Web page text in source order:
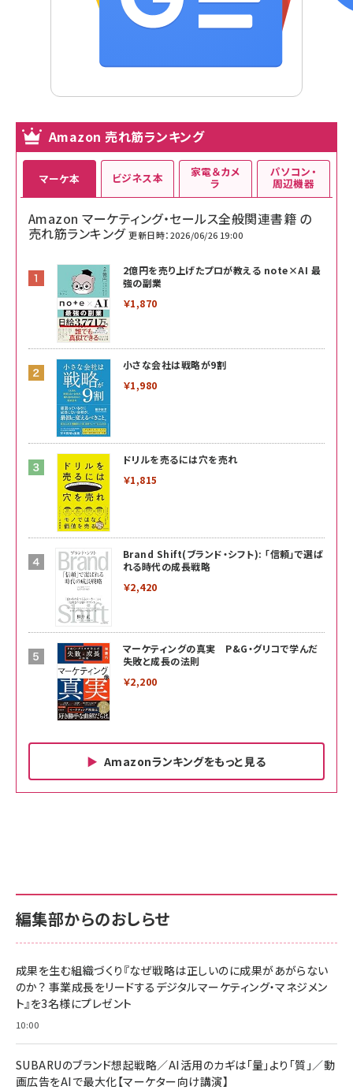
Amazon 売れ筋ランキング
マーケ本
Amazon マーケティング・セールス全般関連書籍 の
売れ筋ランキング 更新日時：2026/06/26 19:00
2億円を売り上げたプロが教える note×AI 最
強の副業
￥1,870
小さな会社は戦略が9割
￥1,980
ドリルを売るには穴を売れ
￥1,815
Brand Shift(ブランド・シフト): 「信頼」で選ば
れる時代の成長戦略
￥2,420
マーケティングの真実 P&G・グリコで学んだ
失敗と成長の法則
￥2,200
Amazonランキングをもっと見る
ビジネス本
￥880
anan(アンアン)2026/06/24号 No.2500増刊
スペシャルエディション[王道エンタメの矜持／
￥1,100
anan(アンアン)2026/07/08号 No.2502[2026
￥880
ママ投資家が育休中に１億貯めた株式投資
家電＆カメ
ラ
サポート正規品 メーカー保証5年 KLMEA128G
NIMASO ガラスフィルム iPhone 17 用 保護フィ
すい ガイド枠付き いPhone17 (6.3インチ) 対応
2枚セット DSP25F1698
￥1,599
￥6,980
パソコン・
周辺機器
サポート正規品 メーカー保証5年 KLMEA128G
Amazon eギフトカード - Amazonロゴ - クラ
￥5,000
Anker PowerLine III Flow USB-C & USB-C
Pro/Air 各種対応 (1.8m ミッドナイトブラック)
￥1,890
編集部からのおしらせ
成果を生む組織づくり『なぜ戦略は正しいのに成果があがらない
のか？ 事業成長をリードするデジタルマーケティング・マネジメン
ト』を3名様にプレゼント
10:00
SUBARUのブランド想起戦略／AI活用のカギは「量」より「質」／動
画広告をAIで最大化【マーケター向け講演】